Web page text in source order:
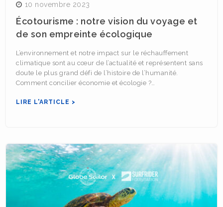
10 novembre 2023
Écotourisme : notre vision du voyage et
de son empreinte écologique
L’environnement et notre impact sur le réchauffement
climatique sont au cœur de l’actualité et représentent sans
doute le plus grand défi de l’histoire de l’humanité.
Comment concilier économie et écologie ?…
LIRE L'ARTICLE >